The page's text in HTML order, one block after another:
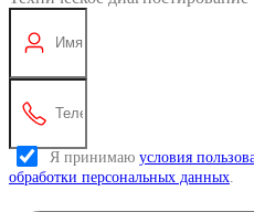
Я принимаю условия
обработки персональных данных